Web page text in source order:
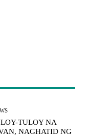
TULOY NA
NAGHATID NG